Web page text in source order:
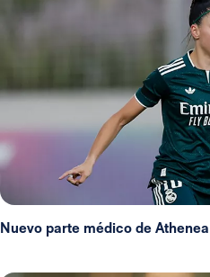
Nuevo parte médico de Athenea